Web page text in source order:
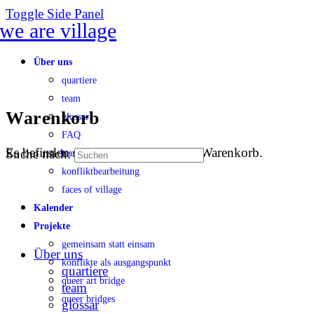
Toggle Side Panel
Über uns
quartiere
team
glossar
FAQ
transparenz
konfliktbearbeitung
faces of village
Kalender
Projekte
gemeinsam statt einsam
konflikte als ausgangspunkt
queer art bridge
queer bridges
Warenkorb
Es befinden sich keine Produkte im Warenkorb.
Suche nach:
Über uns
quartiere
team
glossar